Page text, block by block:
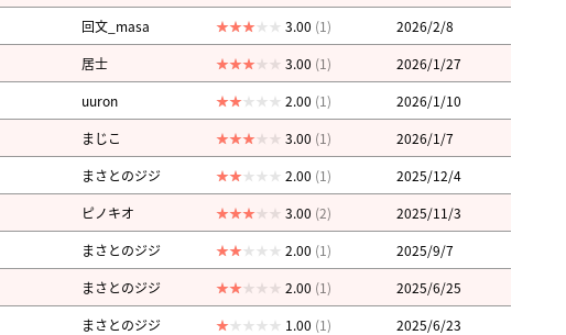
回文_masa 3.00 (1)
2026/2/8
居士 3.00 (1)
2026/1/27
uuron 2.00 (1)
2026/1/10
まじこ 3.00 (1)
2026/1/7
まさとのジジ 2.00 (1)
2025/12/4
ピノキオ 3.00 (2)
2025/11/3
まさとのジジ 2.00 (1)
2025/9/7
まさとのジジ 2.00 (1)
2025/6/25
まさとのジジ 1.00 (1)
2025/6/23